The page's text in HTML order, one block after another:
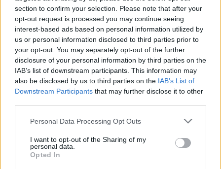
section to confirm your selection. Please note that after your
opt-out request is processed you may continue seeing
interest-based ads based on personal information utilized by
us or personal information disclosed to third parties prior to
your opt-out. You may separately opt-out of the further
disclosure of your personal information by third parties on the
IAB’s list of downstream participants. This information may
also be disclosed by us to third parties on the IAB’s List of
Downstream Participants that may further disclose it to other
Personal Data Processing Opt Outs
I want to opt-out of the Sharing of my
personal data.
Opted In